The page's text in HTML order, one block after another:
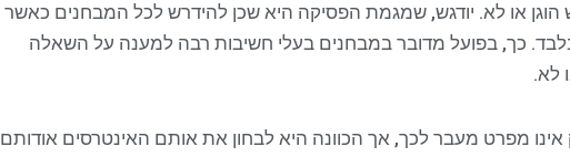
או לא. יודגש, שמגמת הפסיקה היא שכן להידרש לכל המבחנים כאשר
כך, בפועל מדובר במבחנים בעלי חשיבות רבה למענה על השאלה
לא.
אינו מפרט מעבר לכך, אך הכוונה היא לבחון את אותם האינטרסים אודותם